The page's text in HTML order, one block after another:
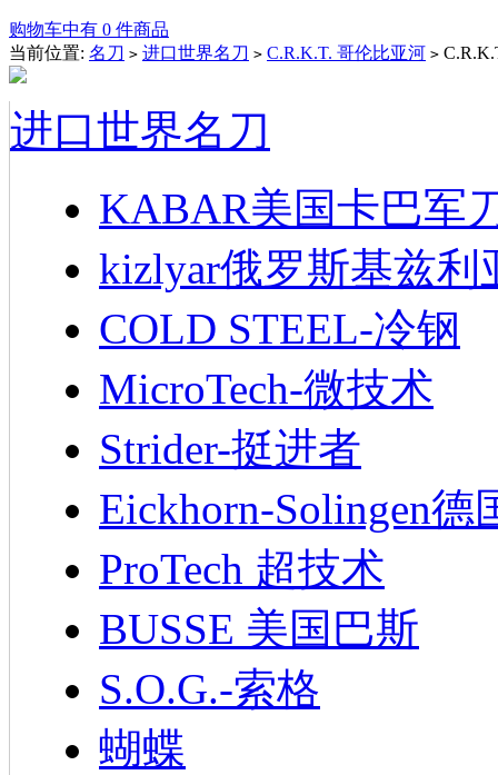
购物车中有 0 件商品
当前位置: 名刀 > 进口世界名刀 > C.R.K.T. 哥伦比亚河 >
进口世界名刀
KABAR美国卡巴军
kizlyar俄罗斯基兹利
COLD STEEL-冷钢
MicroTech-微技术
Strider-挺进者
Eickhorn-Solingen德
ProTech 超技术
BUSSE 美国巴斯
S.O.G.-索格
蝴蝶